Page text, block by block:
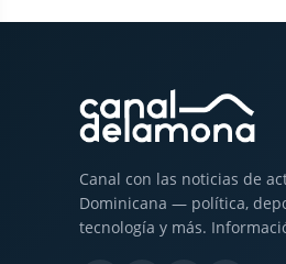
Canal con las noticias de
Dominicana — política,
tecnología y más.